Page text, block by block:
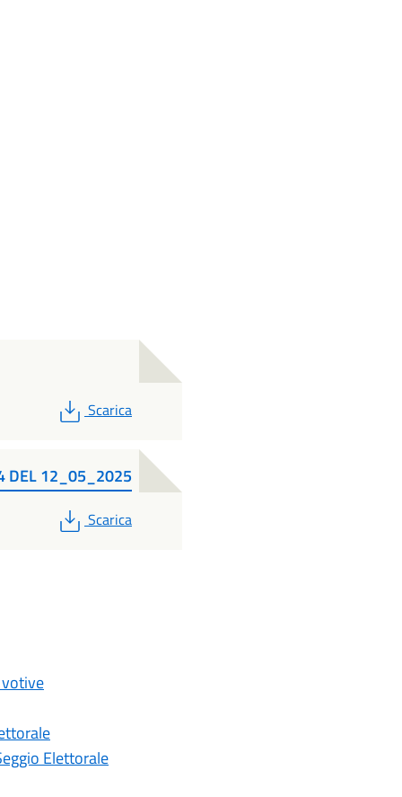
PDF
Scarica
DEL 12_05_2025
PDF
Scarica
Elettorale